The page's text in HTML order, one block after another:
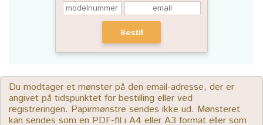
Bestil
Du modtager et mønster på den email-adresse, der er
angivet på tidspunktet for bestilling eller ved
registreringen. Papirmønstre sendes ikke ud. Mønsteret
kan sendes som en PDF-fil i A4 eller A3 format eller som